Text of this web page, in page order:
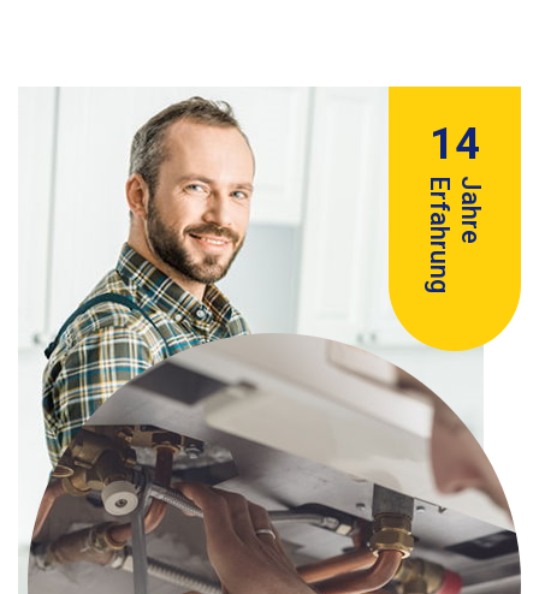
14
Jahre
Erfahrung